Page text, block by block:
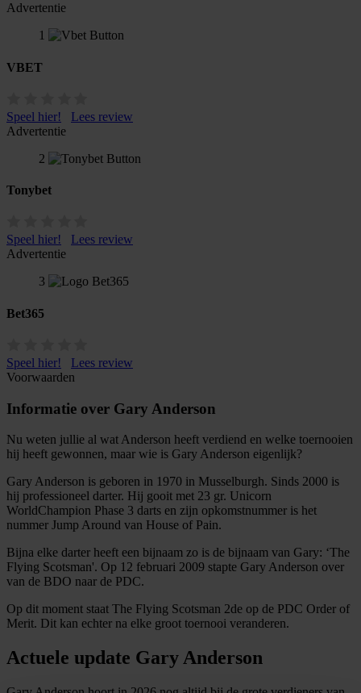
Advertentie
1
VBET
Speel hier!
Lees review
Advertentie
2
Tonybet
Speel hier!
Lees review
Advertentie
3
Bet365
Speel hier!
Lees review
Voorwaarden
Informatie over Gary Anderson
Nu weten jullie al wat Anderson heeft verdiend en welke toernooien
hij heeft gewonnen, maar wie is Gary Anderson eigenlijk?
Gary Anderson is geboren in 1970 in Musselburgh. Sinds 2000 is
hij professioneel darter. Hij gooit met 23 gr. Unicorn
WorldChampion Phase 3 darts en zijn opkomstnummer is het
nummer Jump Around van House of Pain.
Bijna elke darter heeft een bijnaam zo is de bijnaam van Gary: ‘The
Flying Scotsman'. Op 12 februari 2009 stapte Gary Anderson over
van de BDO naar de PDC.
Op dit moment staat The Flying Scotsman 2de op de PDC Order of
Merit. Dit kan echter na elke groot toernooi veranderen.
Actuele update Gary Anderson